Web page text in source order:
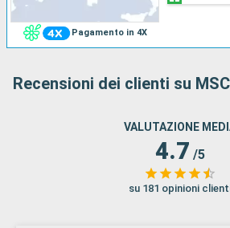
Pagamento in 4X
Recensioni dei clienti su
VALUTAZIONE
4.7 /5
su 181 opinioni